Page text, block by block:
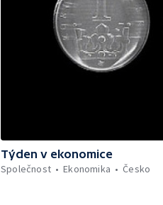
Týden v ekonomice
Společnost
Ekonomika Česko